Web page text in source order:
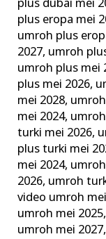
plus dubai mei
plus eropa mei
umroh plus
2027, umroh
umroh plus mei
plus mei 2026,
mei 2028,
mei 2024,
turki mei 2026,
plus turki mei
mei 2024,
2026, umroh
video umroh
umroh mei 2025
umroh mei 2027